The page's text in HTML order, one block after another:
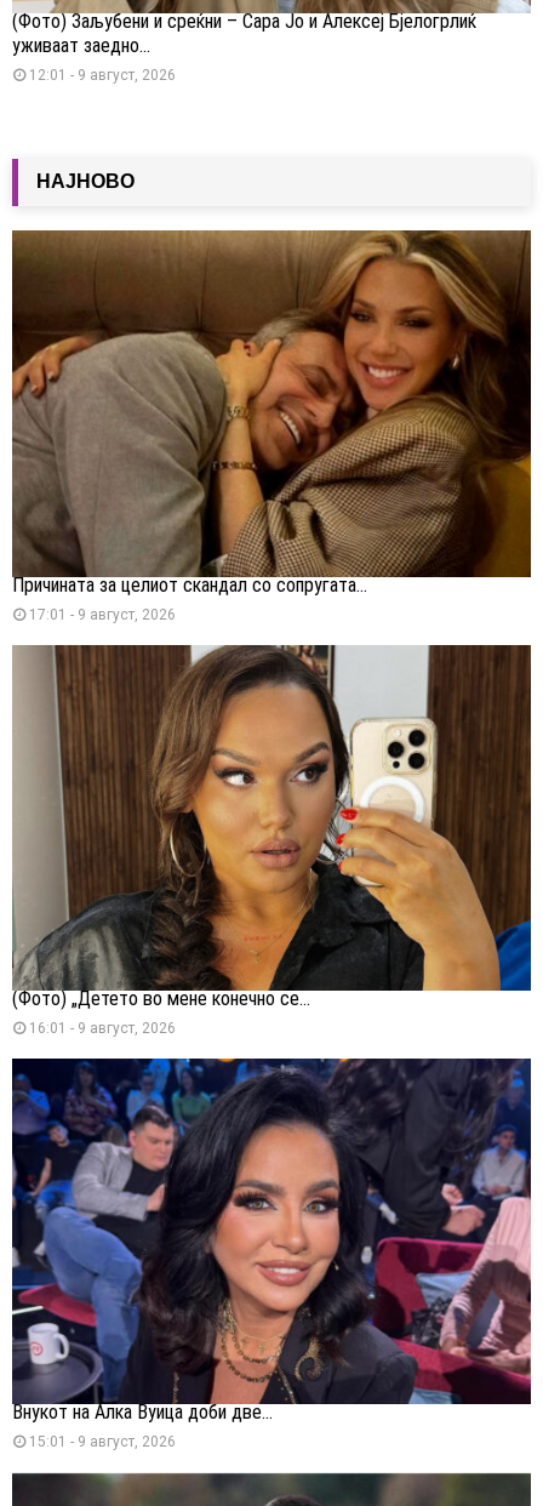
(Фото) Заљубени и среќни – Сара Јо и Алексеј Бјелогрлиќ
уживаат заедно...
12:01 - 9 август, 2026
НАЈНОВО
Причината за целиот скандал со сопругата...
17:01 - 9 август, 2026
(Фото) „Детето во мене конечно се...
16:01 - 9 август, 2026
Внукот на Алка Вуица доби две...
15:01 - 9 август, 2026